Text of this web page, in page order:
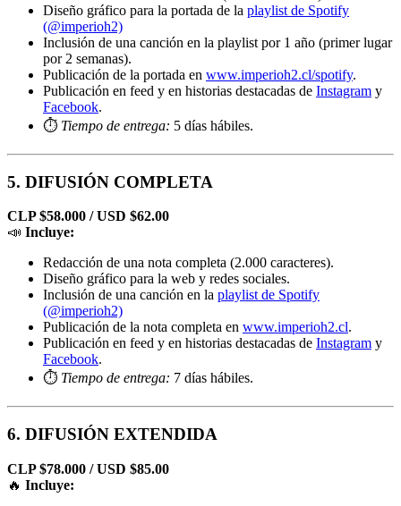
Diseño gráfico para la portada de la playlist de Spotify
(@imperioh2)
Inclusión de una canción en la playlist por 1 año (primer lugar
por 2 semanas).
Publicación de la portada en www.imperioh2.cl/spotify.
Publicación en feed y en historias destacadas de Instagram y
Facebook.
⏱️ Tiempo de entrega: 5 días hábiles.
5. DIFUSIÓN COMPLETA
CLP $58.000 / USD $62.00
📣 Incluye:
Redacción de una nota completa (2.000 caracteres).
Diseño gráfico para la web y redes sociales.
Inclusión de una canción en la playlist de Spotify
(@imperioh2)
Publicación de la nota completa en www.imperioh2.cl.
Publicación en feed y en historias destacadas de Instagram y
Facebook.
⏱️ Tiempo de entrega: 7 días hábiles.
6. DIFUSIÓN EXTENDIDA
CLP $78.000 / USD $85.00
🔥 Incluye: